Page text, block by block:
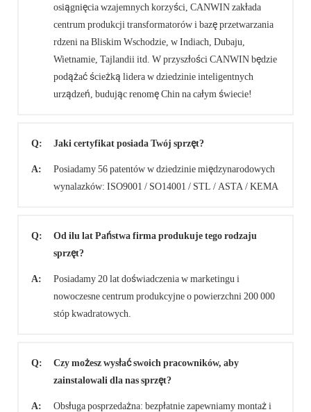
osiągnięcia wzajemnych korzyści, CANWIN zakłada
centrum produkcji transformatorów i bazę przetwarzania
rdzeni na Bliskim Wschodzie, w Indiach, Dubaju,
Wietnamie, Tajlandii itd. W przyszłości CANWIN będzie
podążać ścieżką lidera w dziedzinie inteligentnych
urządzeń, budując renomę Chin na całym świecie!
Q: Jaki certyfikat posiada Twój sprzęt?
A:
Posiadamy 56 patentów w dziedzinie międzynarodowych
wynalazków: ISO9001 / SO14001 / STL / ASTA / KEMA
Q:
Od ilu lat Państwa firma produkuje tego rodzaju
sprzęt?
A:
Posiadamy 20 lat doświadczenia w marketingu i
nowoczesne centrum produkcyjne o powierzchni 200 000
stóp kwadratowych.
Q:
Czy możesz wysłać swoich pracowników, aby
zainstalowali dla nas sprzęt?
A:
Obsługa posprzedażna: bezpłatnie zapewniamy montaż i